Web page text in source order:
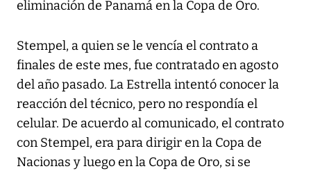
eliminación de Panamá en la Copa de Oro.
Stempel, a quien se le vencía el contrato a
finales de este mes, fue contratado en agosto
del año pasado. La Estrella intentó conocer la
reacción del técnico, pero no respondía el
celular. De acuerdo al comunicado, el contrato
con Stempel, era para dirigir en la Copa de
Nacionas y luego en la Copa de Oro, si se